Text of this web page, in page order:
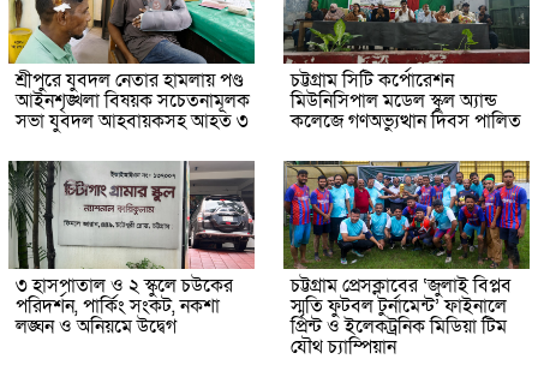
শ্রীপুরে যুবদল নেতার হামলায় পণ্ড
আইনশৃঙ্খলা বিষয়ক সচেতনামূলক
সভা যুবদল আহবায়কসহ আহত ৩
চট্টগ্রাম সিটি কর্পোরেশন
মিউনিসিপাল মডেল স্কুল অ্যান্ড
কলেজে গণঅভ্যুত্থান দিবস পালিত
৩ হাসপাতাল ও ২ স্কুলে চউকের
পরিদর্শন, পার্কিং সংকট, নকশা
লঙ্ঘন ও অনিয়মে উদ্বেগ
চট্টগ্রাম প্রেসক্লাবের ‘জুলাই বিপ্লব
স্মৃতি ফুটবল টুর্নামেন্ট’ ফাইনালে
প্রিন্ট ও ইলেকট্রনিক মিডিয়া টিম
যৌথ চ্যাম্পিয়ান